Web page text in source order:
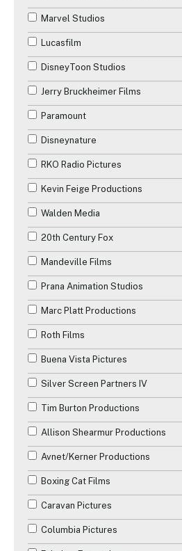
Guerre
Historique
Horreur
Musique
Mystère
Romance
Science-Fiction
Téléfilm
Thriller
Western
Les années 2000
Les années 2010
Les années 2020
Les années 2030
Marvel Studios
Lucasfilm
DisneyToon Studios
Jerry Bruckheimer Films
Paramount
Disneynature
RKO Radio Pictures
Kevin Feige Productions
Walden Media
20th Century Fox
Mandeville Films
Prana Animation Studios
Marc Platt Productions
Roth Films
Buena Vista Pictures
Silver Screen Partners IV
Tim Burton Productions
Allison Shearmur Productions
Avnet/Kerner Productions
Boxing Cat Films
Caravan Pictures
Columbia Pictures